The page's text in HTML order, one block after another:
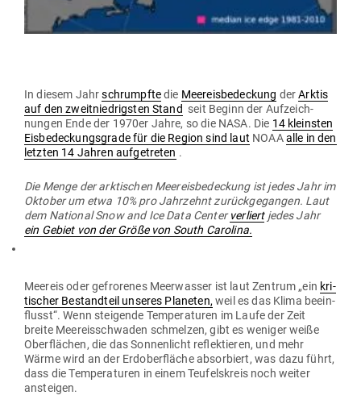
In diesem Jahrschrumpftedie Meer­eis­be­de­ckung derArktis
auf den zweit­nied­rigsten Stand seit Beginn der Auf­zeich­
nungen Ende der 1970er Jahre, so die NASA. Die 14 kleinsten
Eis­be­de­ckungs­grade für die Region sind laut NOAAalle in den
letzten 14 Jahren auf­ge­treten .
Die Menge der ark­ti­schen Meer­eis­be­de­ckung ist jedes Jahr im
Oktober um etwa 10% pro Jahr­zehnt zurück­ge­gangen. Laut
dem National Snow and Ice Data Centerver­liertjedes Jahr
ein Gebiet von der Größe von South Carolina.
Meereis oder gefro­renes Meer­wasser ist laut Zentrum „ein kri­
ti­scher Bestandteil unseres Pla­neten, weil es das Klima beein­
flusst“. Wenn stei­gende Tem­pe­ra­turen im Laufe der Zeit
breite Meereis­schwaden schmelzen, gibt es weniger weiße
Ober­flächen, die das Son­nen­licht reflek­tieren, und mehr
Wärme wird an der Erd­ober­fläche absor­biert, was dazu führt,
dass die Tem­pe­ra­turen in einem Teu­fels­kreis noch weiter
ansteigen.